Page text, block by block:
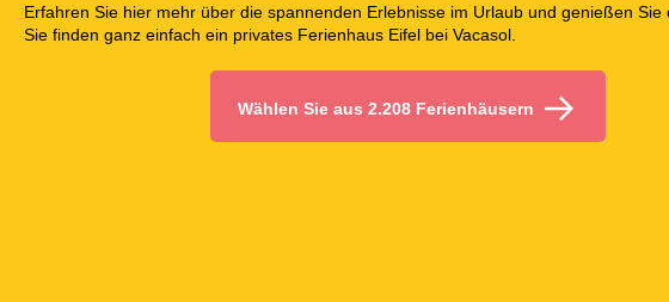
Erfahren Sie hier mehr über die spannenden Erlebnisse im Urlaub und genießen Sie
Sie finden ganz einfach ein privates Ferienhaus Eifel bei Vacasol.
Wählen Sie aus 2.208 Ferienhäusern